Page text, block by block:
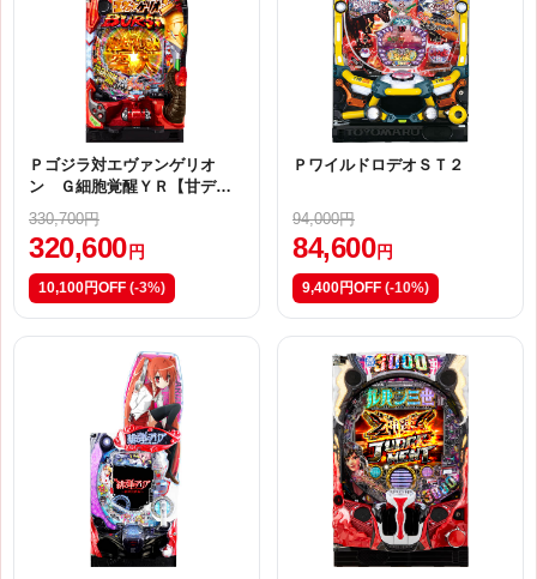
Ｐゴジラ対エヴァンゲリオ
ン Ｇ細胞覚醒ＹＲ【甘デ
330,700円
320,600 円
10,100円OFF (-3%)
ＰワイルドロデオＳＴ２
94,000円
84,600 円
9,400円OFF (-10%)